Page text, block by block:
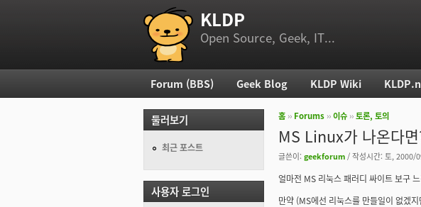
부 메뉴 KLDP
Open Source, Geek, IT...
현재 위치
홈 ›› Forums ››이슈 ››토론, 토의
MS Linux가 나온다면
글쓴이: geekforum / 작성시간: 토, 2000/
얼마전 MS 리눅스 패러디 싸이트 보구
만약 (MS에선 리눅스를 만들일이 없겠
주 메뉴
Forum (BBS) Geek Blog KLDP Wiki
둘러보기
최근 포스트
사용자 로그인